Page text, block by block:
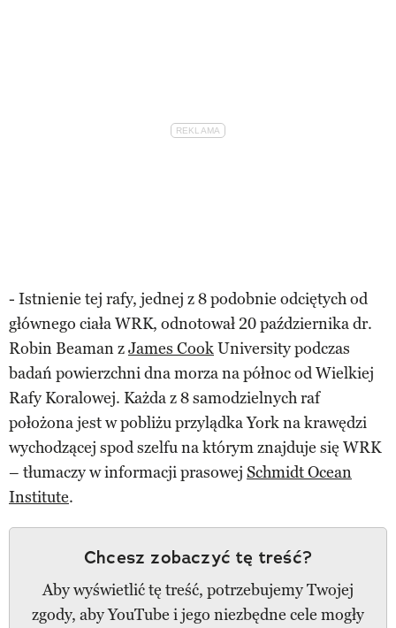
- Istnienie tej rafy, jednej z 8 podobnie odciętych od
głównego ciała WRK, odnotował 20 października dr.
Robin Beaman zJames CookUniversity podczas
badań powierzchni dna morza na północ od Wielkiej
Rafy Koralowej. Każda z 8 samodzielnych raf
położona jest w pobliżu przylądka York na krawędzi
wychodzącej spod szelfu na którym znajduje się WRK
– tłumaczy w informacji prasowej Schmidt Ocean
Institute.
Chcesz zobaczyć tę treść?
Aby wyświetlić tę treść, potrzebujemy Twojej
zgody, aby YouTube i jego niezbędne cele mogły